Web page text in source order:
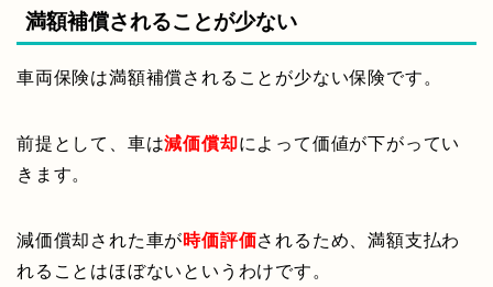
満額補償されることが少ない
車両保険は満額補償されることが少ない保険です。
前提として、車は減価償却によって価値が下がってい
きます。
減価償却された車が時価評価されるため、満額支払わ
れることはほぼないというわけです。